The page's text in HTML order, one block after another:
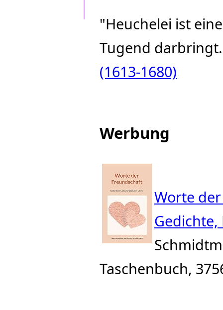
"Heuchelei ist
Tugend
(1613-1680)
Werbung
Worte
Gedichte,
Taschenbuch,